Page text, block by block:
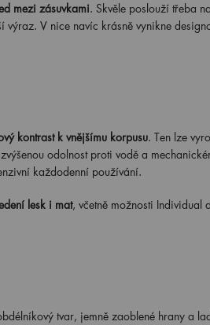
mezi zásuvkami. Skvěle poslouží třeba
výraz. V nice navíc krásně vynikne
kontrast k vnějšímu korpusu. Ten lze
odolnost proti vodě a
každodenní používání.
lesk i mat, včetně možnosti Individual
tvar, jemně zaoblené hrany a